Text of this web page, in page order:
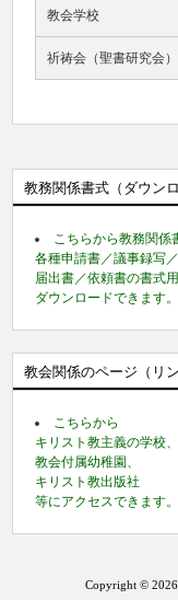
教会学校
祈祷会（聖書研究会）
教務関係書式（ダウンロ
こちらから教務関係
各種申請書／議事録写／
届出書／依頼書の書式
ダウンロードできます。
教会関係のページ（リン
こちらから
キリスト教主義の学校、
教会付属幼稚園、
キリスト教出版社
等にアクセスできます。
Copyright ©